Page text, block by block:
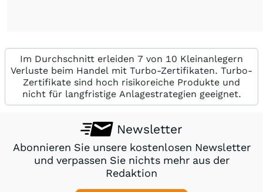
Im Durchschnitt erleiden 7 von 10 Kleinanlegern
Verluste beim Handel mit Turbo-Zertifikaten. Turbo-
Zertifikate sind hoch risikoreiche Produkte und
nicht für langfristige Anlagestrategien geeignet.
Newsletter
Abonnieren Sie unsere kostenlosen Newsletter
und verpassen Sie nichts mehr aus der
Redaktion